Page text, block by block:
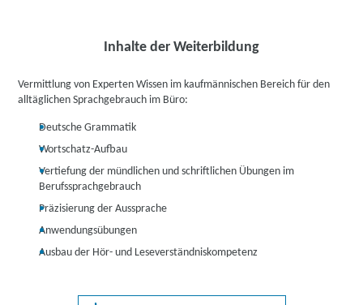
Inhalte der Weiterbildung
Vermittlung von Experten Wissen im kaufmännischen Bereich für den
alltäglichen Sprachgebrauch im Büro:
Deutsche Grammatik
Wortschatz-Aufbau
Vertiefung der mündlichen und schriftlichen Übungen im
Berufssprachgebrauch
Präzisierung der Aussprache
Anwendungsübungen
Ausbau der Hör- und Leseverständniskompetenz